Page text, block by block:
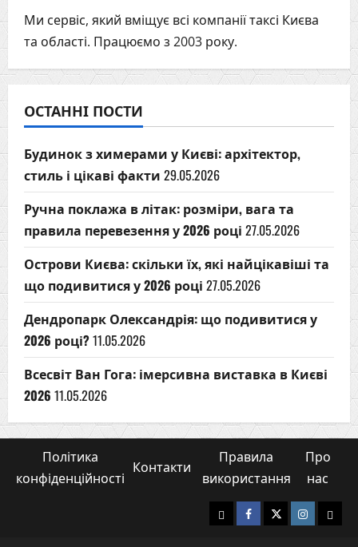
Ми сервіс, який вміщує всі компанії таксі Києва
та області. Працюємо з 2003 року.
ОСТАННІ ПОСТИ
Будинок з химерами у Києві: архітектор,
стиль і цікаві факти 29.05.2026
Ручна поклажа в літак: розміри, вага та
правила перевезення у 2026 році 27.05.2026
Острови Києва: скільки їх, які найцікавіші та
що подивитися у 2026 році 27.05.2026
Дендропарк Олександрія: що подивитися у
2026 році?11.05.2026
Всесвіт Ван Гога: імерсивна виставка в Києві
2026 11.05.2026
Політика
конфіденційності
Контакти
Правила
використання
Про
нас
Yelp Facebook
TwitterInstagram